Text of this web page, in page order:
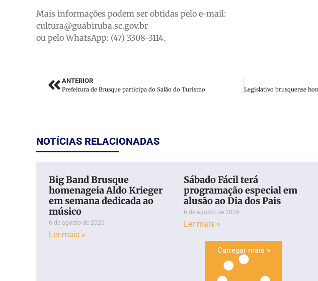
Mais informações podem ser obtidas pelo e-mail:
cultura@guabiruba.sc.gov.br
ou pelo WhatsApp: (47) 3308-3114.
ANTERIOR
Prefeitura de Brusque participa do Salão do Turismo
NOTÍCIAS RELACIONADAS
Big Band Brusque
homenageia Aldo Krieger
em semana dedicada ao
músico
6 de agosto de 2026
Ler mais »
Sábado Fácil terá
programação especial em
alusão ao Dia dos Pais
6 de agosto de 2026
Ler mais »
Carregar mais »